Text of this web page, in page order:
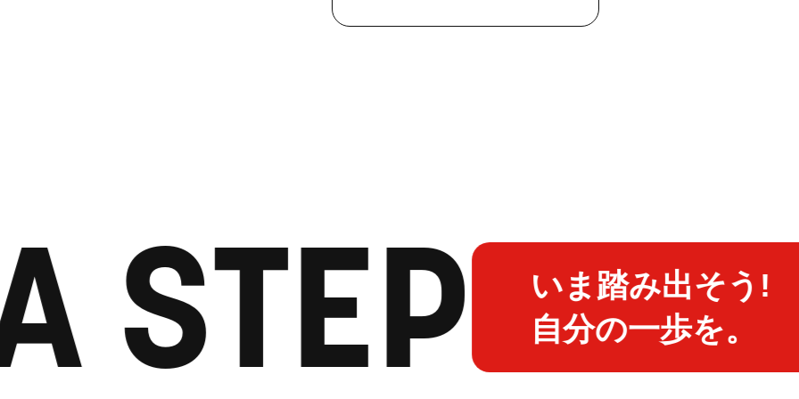
STEP
いま踏み出そう!
自分の一歩を。